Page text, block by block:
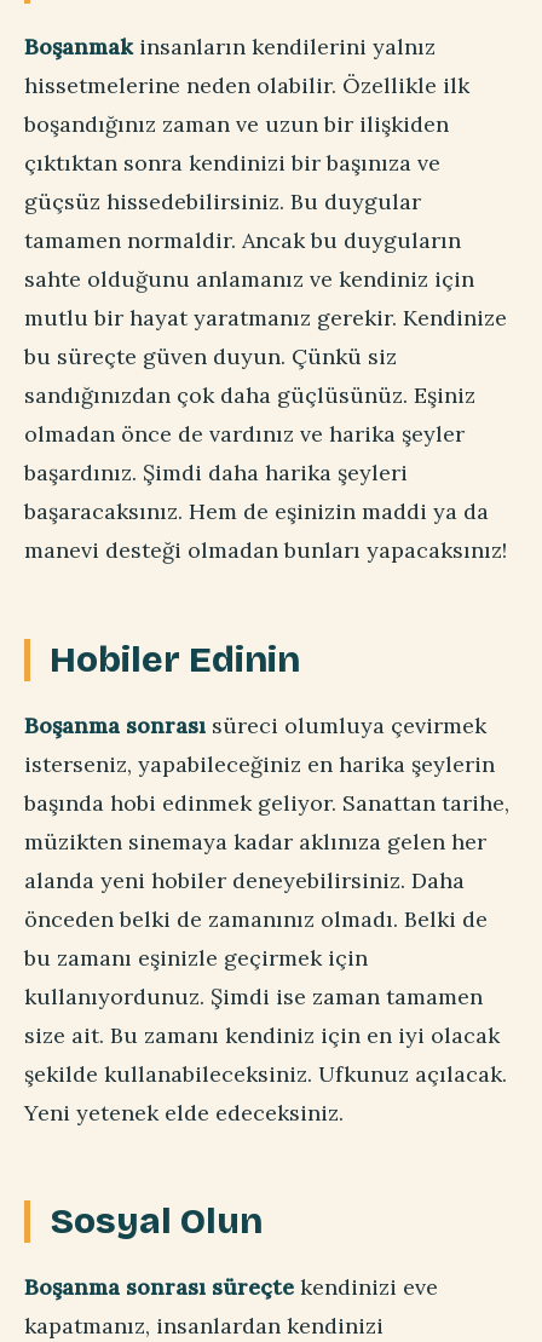
Boşanmak insanların kendilerini yalnız
hissetmelerine neden olabilir. Özellikle ilk
boşandığınız zaman ve uzun bir ilişkiden
çıktıktan sonra kendinizi bir başınıza ve
güçsüz hissedebilirsiniz. Bu duygular
tamamen normaldir. Ancak bu duyguların
sahte olduğunu anlamanız ve kendiniz için
mutlu bir hayat yaratmanız gerekir. Kendinize
bu süreçte güven duyun. Çünkü siz
sandığınızdan çok daha güçlüsünüz. Eşiniz
olmadan önce de vardınız ve harika şeyler
başardınız. Şimdi daha harika şeyleri
başaracaksınız. Hem de eşinizin maddi ya da
manevi desteği olmadan bunları yapacaksınız!
Hobiler Edinin
Boşanma sonrası süreci olumluya çevirmek
isterseniz, yapabileceğiniz en harika şeylerin
başında hobi edinmek geliyor. Sanattan tarihe,
müzikten sinemaya kadar aklınıza gelen her
alanda yeni hobiler deneyebilirsiniz. Daha
önceden belki de zamanınız olmadı. Belki de
bu zamanı eşinizle geçirmek için
kullanıyordunuz. Şimdi ise zaman tamamen
size ait. Bu zamanı kendiniz için en iyi olacak
şekilde kullanabileceksiniz. Ufkunuz açılacak.
Yeni yetenek elde edeceksiniz.
Sosyal Olun
Boşanma sonrası süreçte kendinizi eve
kapatmanız, insanlardan kendinizi